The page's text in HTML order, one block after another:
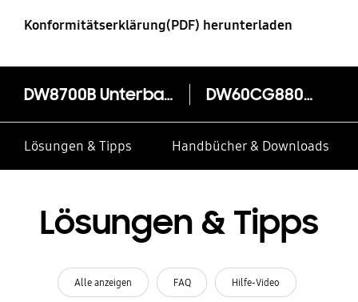
Konformitätserklärung(PDF) herunterladen
DW8700B Unterbau Geschirrspüler, 60 cm, 14 Maßgedecke DW60CG880UB1EG
Lösungen & Tipps Handbücher & Downloads
Lösungen & Tipps
Alle anzeigen FAQ Hilfe-Video